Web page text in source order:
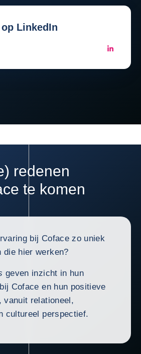
LinkedIn
redenen
te komen
bij Coface zo uniek
die hier werken?
geven inzicht in hun
Coface en hun positieve
vanuit relationeel,
cultureel perspectief.